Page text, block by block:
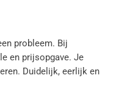
probleem. Bij
en prijsopgave. Je
Duidelijk, eerlijk en